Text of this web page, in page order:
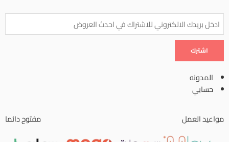
المدونه
حسابي
مواعيد العمل مفتوح دائما